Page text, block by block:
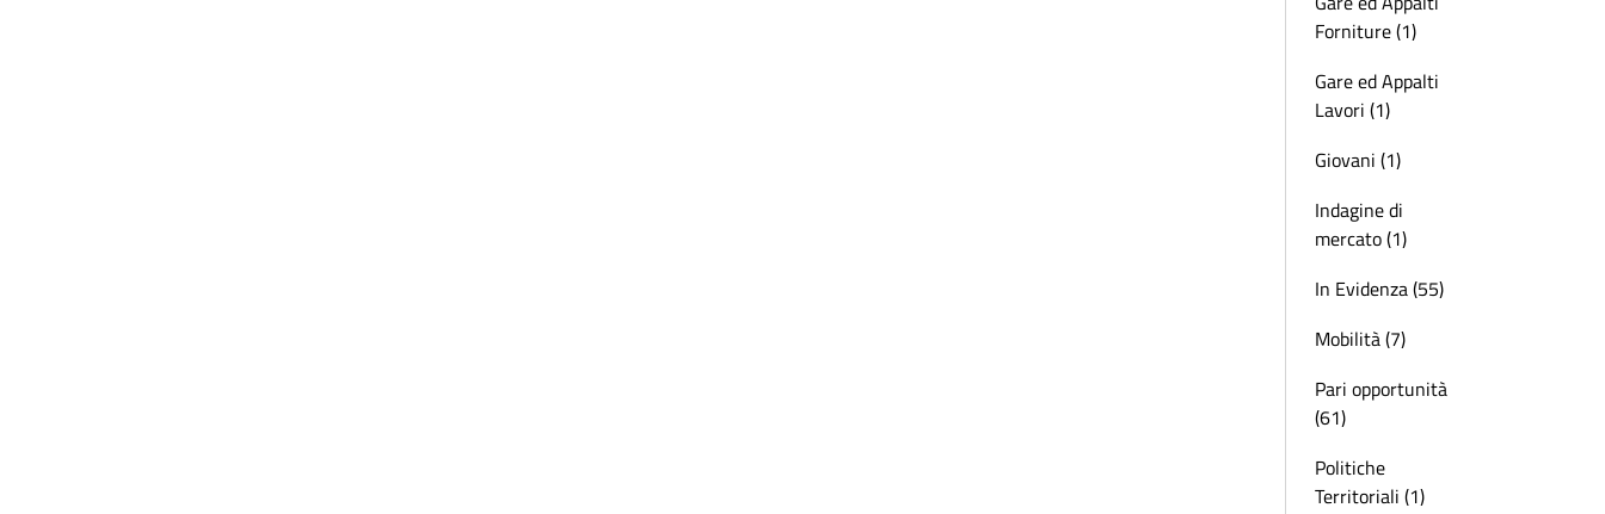
Forniture (1)
Gare ed Appalti
Lavori (1)
Giovani (1)
Indagine di
mercato (1)
In Evidenza (55)
Mobilità (7)
Pari opportunità
(61)
Politiche
Territoriali (1)